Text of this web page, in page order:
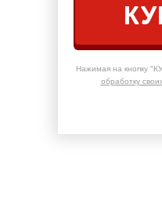
Нажимая на кнопку
обработку